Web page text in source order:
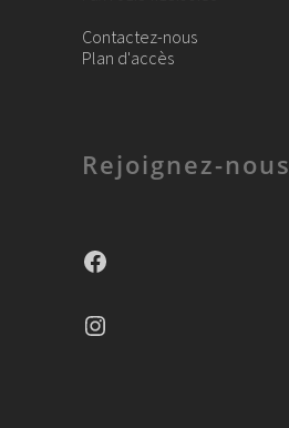
Contactez-nous
Plan d'accès
Rejoignez-nous